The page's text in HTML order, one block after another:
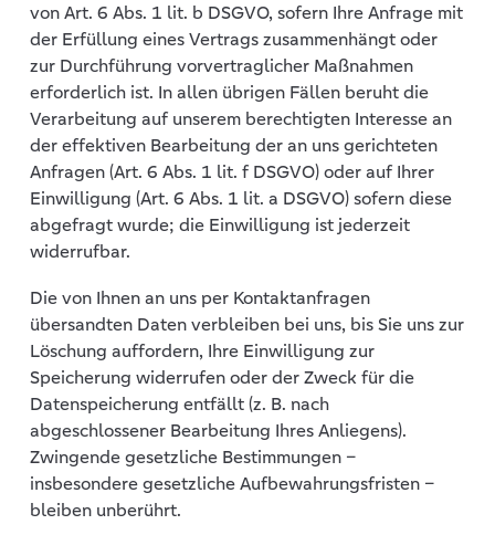
von Art. 6 Abs. 1 lit. b DSGVO, sofern Ihre Anfrage mit
der Erfüllung eines Vertrags zusammenhängt oder
zur Durchführung vorvertraglicher Maßnahmen
erforderlich ist. In allen übrigen Fällen beruht die
Verarbeitung auf unserem berechtigten Interesse an
der effektiven Bearbeitung der an uns gerichteten
Anfragen (Art. 6 Abs. 1 lit. f DSGVO) oder auf Ihrer
Einwilligung (Art. 6 Abs. 1 lit. a DSGVO) sofern diese
abgefragt wurde; die Einwilligung ist jederzeit
widerrufbar.
Die von Ihnen an uns per Kontaktanfragen
übersandten Daten verbleiben bei uns, bis Sie uns zur
Löschung auffordern, Ihre Einwilligung zur
Speicherung widerrufen oder der Zweck für die
Datenspeicherung entfällt (z. B. nach
abgeschlossener Bearbeitung Ihres Anliegens).
Zwingende gesetzliche Bestimmungen –
insbesondere gesetzliche Aufbewahrungsfristen –
bleiben unberührt.